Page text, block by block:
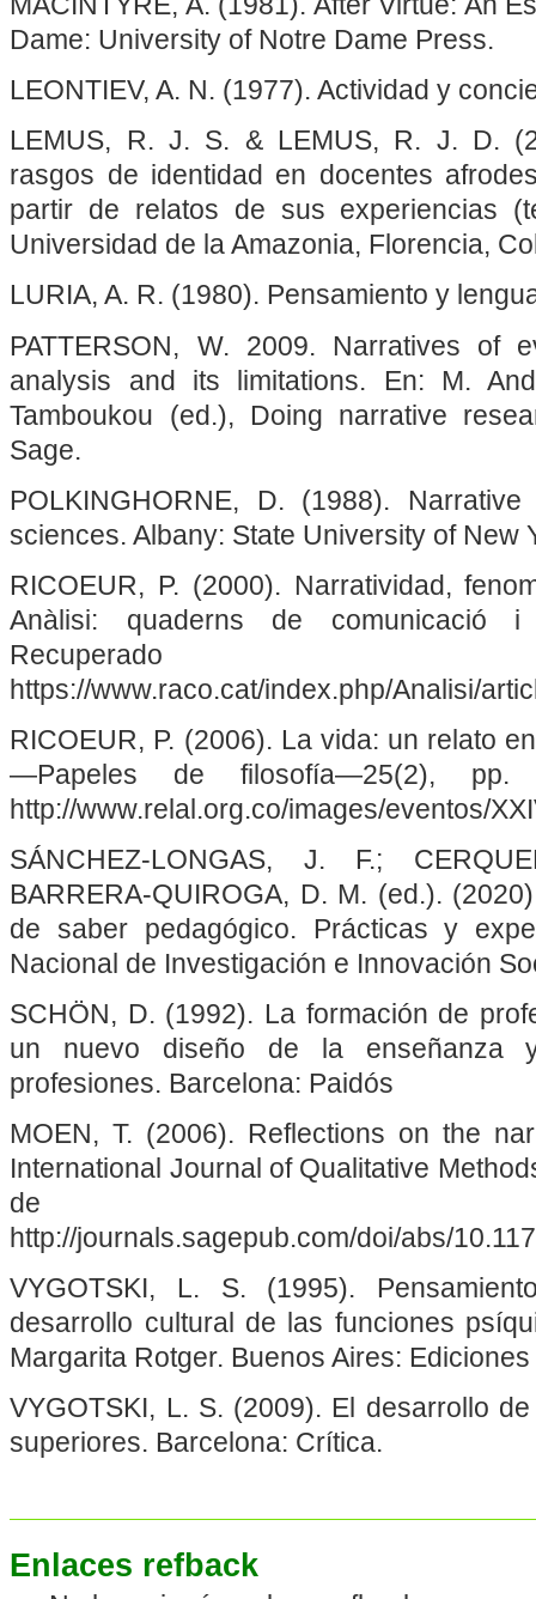
Dame: University of Notre Dame Press.
LEONTIEV, A. N. (1977). Actividad y
LEMUS, R. J. S. & LEMUS, R. J. D.
rasgos de identidad en docentes
partir de relatos de sus experiencias
Universidad de la Amazonia, Florencia,
LURIA, A. R. (1980). Pensamiento y
PATTERSON, W. 2009. Narratives of
analysis and its limitations. En: M.
Tamboukou (ed.), Doing narrative
Sage.
POLKINGHORNE, D. (1988).
sciences. Albany: State University of New
RICOEUR, P. (2000). Narratividad,
Anàlisi: quaderns de comunicació
https://www.raco.cat/index.php/Analisi/
RICOEUR, P. (2006). La vida: un relato
—Papeles de filosofía—25(2), pp.
http://www.relal.org.co/images/eventos/
SÁNCHEZ-LONGAS, J. F.;
BARRERA-QUIROGA, D. M. (ed.).
de saber pedagógico. Prácticas y
Nacional de Investigación e Innovación
SCHÖN, D. (1992). La formación de
un nuevo diseño de la enseñanza
profesiones. Barcelona: Paidós
MOEN, T. (2006). Reflections on the
International Journal of Qualitative
de
http://journals.sagepub.com/doi/abs/
VYGOTSKI, L. S. (1995).
desarrollo cultural de las funciones
Margarita Rotger. Buenos Aires:
VYGOTSKI, L. S. (2009). El desarrollo
superiores. Barcelona: Crítica.
Enlaces refback